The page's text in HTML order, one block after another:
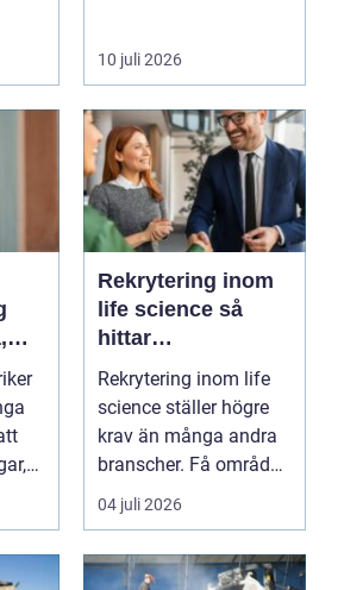
10 juli 2026
Rekrytering inom
life science så
hittar
verksamheter rätt
kompetens
Rekrytering inom life
science ställer högre
krav än många andra
branscher. Få områden
kombinerar så ...
04 juli 2026